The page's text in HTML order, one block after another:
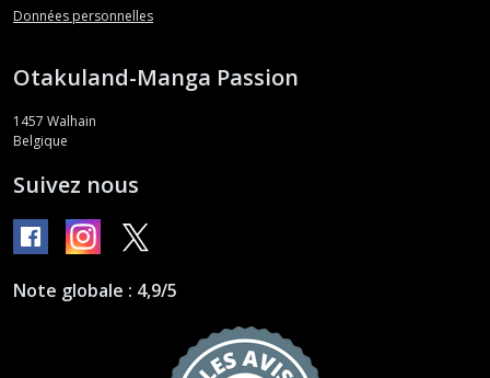
Données personnelles
Otakuland-Manga Passion
1457 Walhain
Belgique
Suivez nous
Note globale : 4,9/5